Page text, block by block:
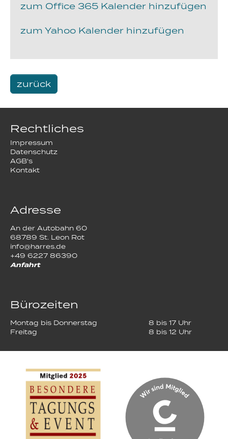
zum Office 365 Kalender hinzufügen
zum Yahoo Kalender hinzufügen
zurück
Rechtliches
Impressum
Datenschutz
AGB's
Kontakt
Adresse
An der Autobahn 60
68789 St. Leon Rot
info@harres.de
+49 6227 86390
Anfahrt
Bürozeiten
Montag bis Donnerstag
8 bis 17 Uhr
Freitag
8 bis 12 Uhr